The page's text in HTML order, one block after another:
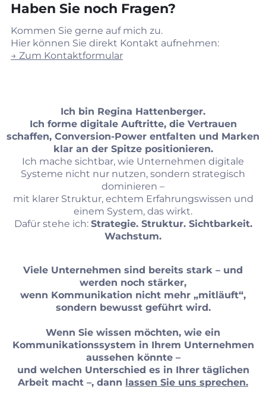
Haben Sie noch Fragen?
Kommen Sie gerne auf mich zu.
Hier können Sie direkt Kontakt aufnehmen:
→ Zum Kontaktformular
Ich bin Regina Hattenberger.
Ich forme digitale Auftritte, die Vertrauen
schaffen, Conversion‑Power entfalten und Marken
klar an der Spitze positionieren.
Ich mache sichtbar, wie Unternehmen digitale
Systeme nicht nur nutzen, sondern strategisch
dominieren –
mit klarer Struktur, echtem Erfahrungswissen und
einem System, das wirkt.
Dafür stehe ich: Strategie. Struktur. Sichtbarkeit.
Wachstum.
Viele Unternehmen sind bereits stark – und
werden noch stärker,
wenn Kommunikation nicht mehr „mitläuft“,
sondern bewusst geführt wird.
Wenn Sie wissen möchten, wie ein
Kommunikationssystem in Ihrem Unternehmen
aussehen könnte –
und welchen Unterschied es in Ihrer täglichen
Arbeit macht –, dann lassen Sie uns sprechen.